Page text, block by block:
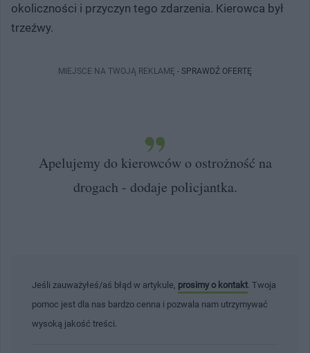
okoliczności i przyczyn tego zdarzenia. Kierowca był
trzeźwy.
MIEJSCE NA TWOJĄ REKLAMĘ - SPRAWDŹ OFERTĘ
Apelujemy do kierowców o ostrożność na
drogach - dodaje policjantka.
Jeśli zauważyłeś/aś błąd w artykule, prosimy o kontakt . Twoja
pomoc jest dla nas bardzo cenna i pozwala nam utrzymywać
wysoką jakość treści.